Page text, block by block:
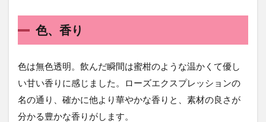
色、香り
色は無色透明。飲んだ瞬間は蜜柑のような温かくて優し
い甘い香りに感じました。ローズエクスプレッションの
名の通り、確かに他より華やかな香りと、素材の良さが
分かる豊かな香りがします。